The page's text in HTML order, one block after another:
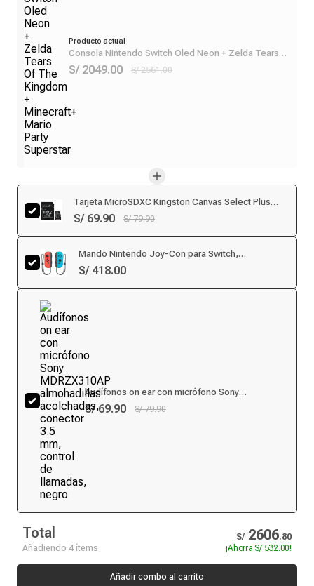
Producto actual
Consola Nintendo Switch Oled Neon + Zelda Tears
Of The Kingdom + Minecraft+ Mario Party Superstar
S/ 2049.00 S/ 2561.00
Tarjeta MicroSDXC Kingston Canvas Select Plus
128GB, U1, Clase 10, 100MB/s
S/ 69.90 S/ 79.90
Mando Nintendo Joy-Con para Switch,
inalámbrico, rojo y azul
S/ 418.00
Audífonos on ear con micrófono Sony
MDRZX310AP almohadillas acolchadas, conector
3.5 mm, control de llamadas, negro
S/ 69.90 S/ 79.90
Total S/ 2606.80
Añadiendo 4 ítems
¡AhorraS/ 532.00!
Añadir combo al carrito